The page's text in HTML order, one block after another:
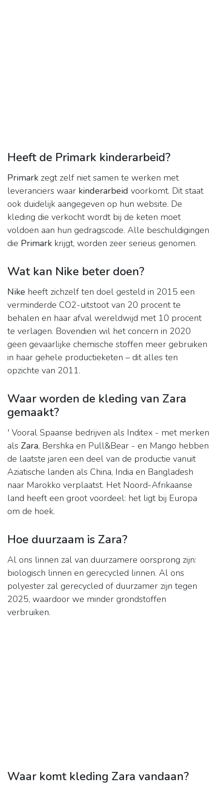
Heeft de Primark kinderarbeid?
Primark zegt zelf niet samen te werken met
leveranciers waar kinderarbeid voorkomt. Dit staat
ook duidelijk aangegeven op hun website. De
kleding die verkocht wordt bij de keten moet
voldoen aan hun gedragscode. Alle beschuldigingen
die Primark krijgt, worden zeer serieus genomen.
Wat kan Nike beter doen?
Nike heeft zichzelf ten doel gesteld in 2015 een
verminderde CO2-uitstoot van 20 procent te
behalen en haar afval wereldwijd met 10 procent
te verlagen. Bovendien wil het concern in 2020
geen gevaarlijke chemische stoffen meer gebruiken
in haar gehele productieketen – dit alles ten
opzichte van 2011.
Waar worden de kleding van Zara
gemaakt?
' Vooral Spaanse bedrijven als Inditex - met merken
als Zara, Bershka en Pull&Bear - en Mango hebben
de laatste jaren een deel van de productie vanuit
Aziatische landen als China, India en Bangladesh
naar Marokko verplaatst. Het Noord-Afrikaanse
land heeft een groot voordeel: het ligt bij Europa
om de hoek.
Hoe duurzaam is Zara?
Al ons linnen zal van duurzamere oorsprong zijn:
biologisch linnen en gerecycled linnen. Al ons
polyester zal gerecycled of duurzamer zijn tegen
2025, waardoor we minder grondstoffen
verbruiken.
Waar komt kleding Zara vandaan?